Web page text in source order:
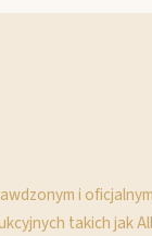
i
takich jak